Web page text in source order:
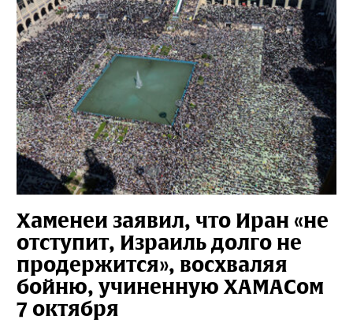
Хаменеи заявил, что Иран «не
отступит, Израиль долго не
продержится», восхваляя
бойню, учиненную ХАМАСом
7 октября